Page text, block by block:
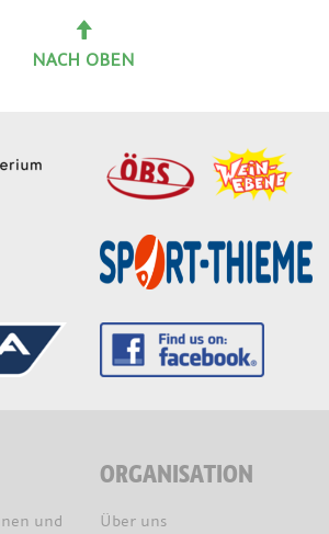
NACH OBEN
und
ORGANISATION
Über uns